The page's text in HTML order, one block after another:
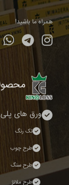
همراه ما باشید!
ورق های
تک رنگ
طرح چوب
طرح سنگ
طرح ملانژ